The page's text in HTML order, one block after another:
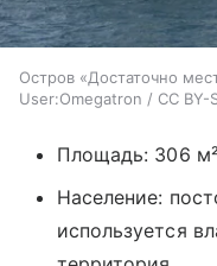
Остров «Достаточно
User:Omegatron / CC
Площадь: 306
Население:
используется